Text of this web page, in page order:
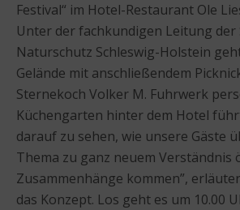
Festival“ im Hotel-Restaurant Ole
Unter der fachkundigen Leitung
Naturschutz Schleswig-Holstein
Gelände mit anschließendem
Sternekoch Volker M. Fuhrwerk
Küchengarten hinter dem Hotel
darauf zu sehen, wie unsere Gäste
Thema zu ganz neuem Verständnis
Zusammenhänge kommen”,
das Konzept. Los geht es um 10.00